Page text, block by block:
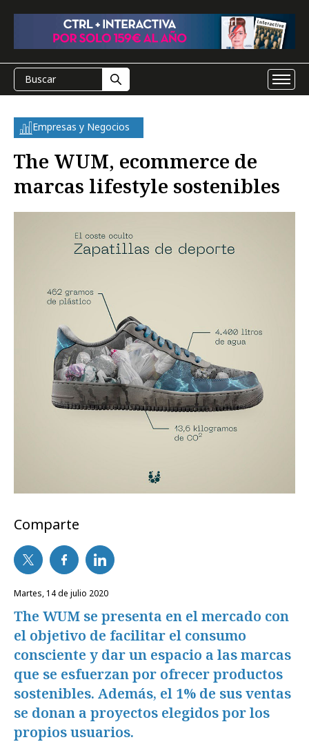
Empresas y Negocios
The WUM, ecommerce de
marcas lifestyle sostenibles
Comparte
martes, 14 de julio 2020
The WUM se presenta en el mercado con
el objetivo de facilitar el consumo
consciente y dar un espacio a las marcas
que se esfuerzan por ofrecer productos
sostenibles. Además, el 1% de sus ventas
se donan a proyectos elegidos por los
propios usuarios.